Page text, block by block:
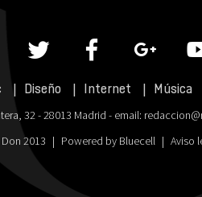
Diseño Internet Música
32 - 28013 Madrid - email:
2013 | Powered by Bluecell | Aviso